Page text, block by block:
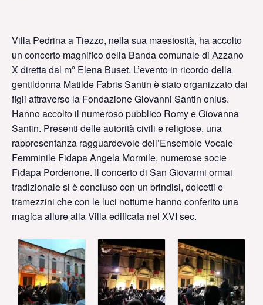
Villa Pedrina a Tiezzo, nella sua maestosità, ha accolto
un concerto magnifico della Banda comunale di Azzano
X diretta dal mº Elena Buset. L’evento in ricordo della
gentildonna Matilde Fabris Santin è stato organizzato dai
figli attraverso la Fondazione Giovanni Santin onlus.
Hanno accolto il numeroso pubblico Romy e Giovanna
Santin. Presenti delle autorità civili e religiose, una
rappresentanza ragguardevole dell’Ensemble Vocale
Femminile Fidapa Angela Mormile, numerose socie
Fidapa Pordenone. Il concerto di San Giovanni ormai
tradizionale si è concluso con un brindisi, dolcetti e
tramezzini che con le luci notturne hanno conferito una
magica allure alla Villa edificata nel XVI sec.